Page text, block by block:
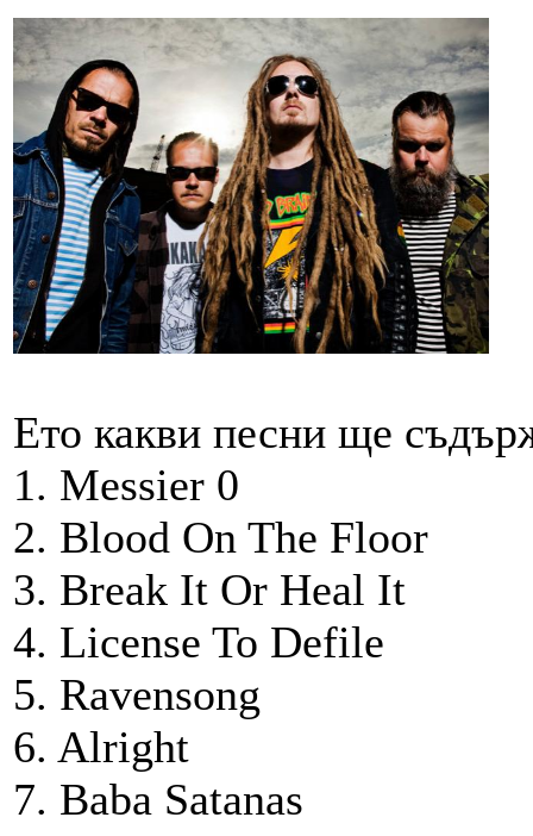
Ето какви песни ще
1. Messier 0
2. Blood On The Floor
3. Break It Or Heal It
4. License To Defile
5. Ravensong
6. Alright
7. Baba Satanas